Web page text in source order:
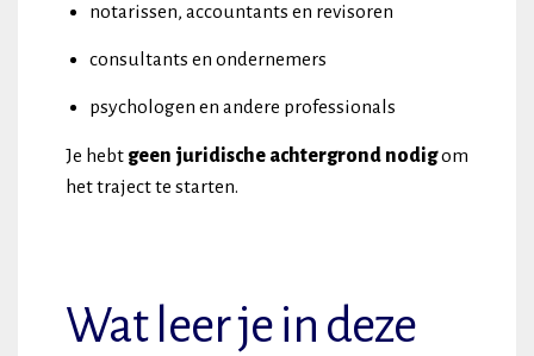
notarissen, accountants en revisoren
consultants en ondernemers
psychologen en andere professionals
Je hebt geen juridische achtergrond nodigom
het traject te starten.
Wat leer je in deze